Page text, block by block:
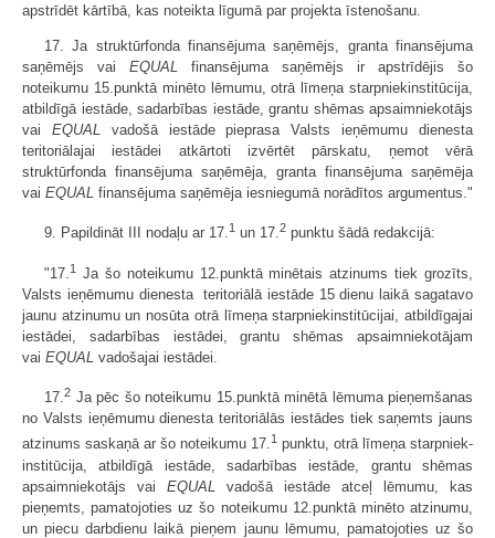
apstrīdēt kārtībā, kas noteikta līgumā par projekta īstenošanu.
17. Ja struktūrfonda finansējuma saņēmējs, granta finansējuma
saņēmējs vai EQUAL finansējuma saņēmējs ir apstrīdējis šo
noteikumu 15.punktā minēto lēmumu, otrā līmeņa starpniekinstitūcija,
atbildīgā iestāde, sadarbības iestāde, grantu shēmas apsaimniekotājs
vai EQUALvadošā iestāde pieprasa Valsts ieņēmumu dienesta
teritoriālajai iestādei atkārtoti izvērtēt pārskatu, ņemot vērā
struktūrfonda finansējuma saņēmēja, granta finansējuma saņēmēja
vai EQUAL finansējuma saņēmēja iesniegumā norādītos argumentus."
9. Papildināt III nodaļu ar 17.1 un 17.2 punktu šādā redakcijā:
"17. 1
Ja šo noteikumu 12.punktā minētais atzinums tiek grozīts,
Valsts ieņēmumu dienesta teritoriālā iestāde 15 dienu laikā sagatavo
jaunu atzinumu un nosūta otrā līmeņa starpniekinstitūcijai, atbildīgajai
iestādei, sadarbības iestādei, grantu shēmas apsaimniekotājam
vai EQUAL vadošajai iestādei.
17.2 Ja pēc šo noteikumu 15.punktā minētā lēmuma pieņemšanas
no Valsts ieņēmumu dienesta teritoriālās iestādes tiek saņemts jauns
atzinums saskaņā ar šo noteikumu 17.1 punktu, otrā līmeņa starpniek­
institūcija, atbildīgā iestāde, sadarbības iestāde, grantu shēmas
apsaimniekotājs vai EQUAL
vadošā iestāde atceļ lēmumu, kas
pieņemts, pamatojoties uz šo noteikumu 12.punktā minēto atzinumu,
un piecu darbdienu laikā pieņem jaunu lēmumu, pamatojoties uz šo